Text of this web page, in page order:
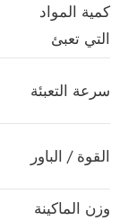
كمية المواد
التي تعبئ
سرعة التعبئة
القوة / الباور
وزن الماكينة